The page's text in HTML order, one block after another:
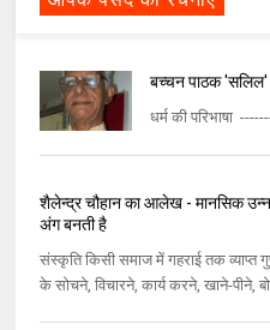
बच्चन पाठक 'सलिल'
धर्म की
शैलेन्द्र चौहान का आलेख - मानसिक
अंग बनती है
संस्कृति किसी समाज में गहराई तक
के सोचने, विचारने, कार्य करने, खाने-पीने,